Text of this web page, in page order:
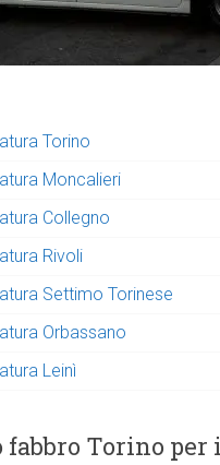
Torino
Moncalieri
Collegno
Rivoli
Settimo Torinese
Orbassano
Leinì
fabbro Torino